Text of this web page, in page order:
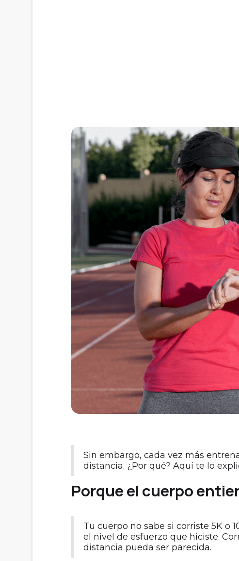
Sin embargo, cada vez más
distancia. ¿Por qué? Aquí te lo
Porque el cuerpo
Tu cuerpo no sabe si corriste 5K o
el nivel de esfuerzo que hiciste.
distancia pueda ser parecida.